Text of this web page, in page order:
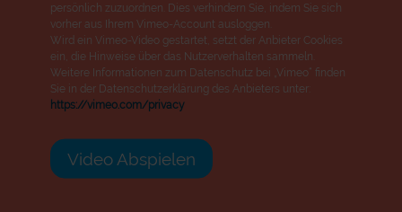
oder "Deppen der "Wir bauen Cherson wieder auf" - Optimismus in der
persönlich zuzuordnen. Dies verhindern Sie, indem Sie sich
vorher aus Ihrem Vimeo-Account ausloggen.
Wird ein Vimeo-Video gestartet, setzt der Anbieter Cookies
ein, die Hinweise über das Nutzerverhalten sammeln.
Weitere Informationen zum Datenschutz bei „Vimeo“ finden
Sie in der Datenschutzerklärung des Anbieters unter:
https://vimeo.com/privacy
Video Abspielen